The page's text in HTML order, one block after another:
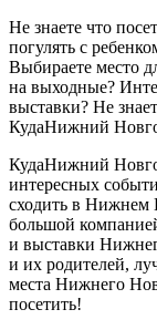
Не знаете что
погулять с
Выбираете место
на выходные?
выставки? Не
КудаНижний
КудаНижний
интересных
сходить в Нижнем
большой
и выставки
и их родителей,
места Нижнего
посетить!